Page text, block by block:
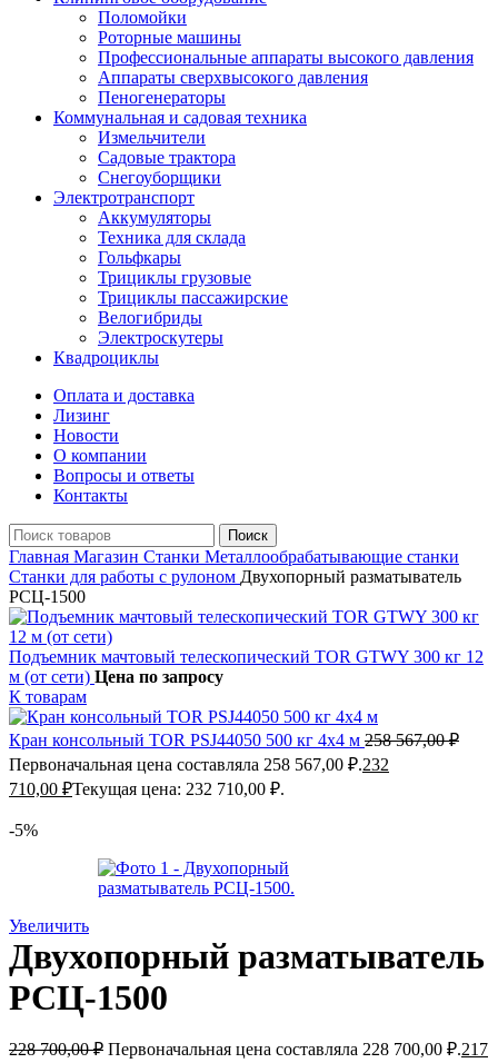
Поломойки
Роторные машины
Профессиональные аппараты высокого давления
Аппараты сверхвысокого давления
Пеногенераторы
Коммунальная и садовая техника
Измельчители
Садовые трактора
Снегоуборщики
Электротранспорт
Аккумуляторы
Техника для склада
Гольфкары
Трициклы грузовые
Трициклы пассажирские
Велогибриды
Электроскутеры
Квадроциклы
Оплата и доставка
Лизинг
Новости
О компании
Вопросы и ответы
Контакты
Поиск
Главная Магазин Станки Металлообрабатывающие станки
Станки для работы с рулоном Двухопорный разматыватель
РСЦ-1500
Подъемник мачтовый телескопический TOR GTWY 300 кг 12
м (от сети) Цена по запросу
К товарам
Кран консольный TOR PSJ44050 500 кг 4x4 м 258 567,00₽
Первоначальная цена составляла 258 567,00 ₽.232
710,00 ₽Текущая цена: 232 710,00 ₽.
-5%
Увеличить
Двухопорный разматыватель
РСЦ-1500
228 700,00₽ Первоначальная цена составляла 228 700,00 ₽.217